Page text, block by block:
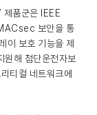
품군은 IEEE
보안을 통
이 보호 기능을 제
해 첨단운전자보
티컬 네트워크에